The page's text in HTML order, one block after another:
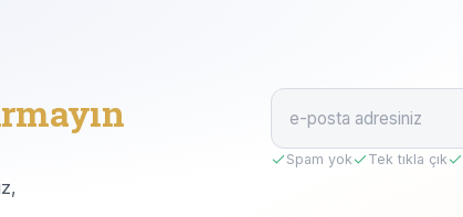
Spam yok Tek tıkla çık